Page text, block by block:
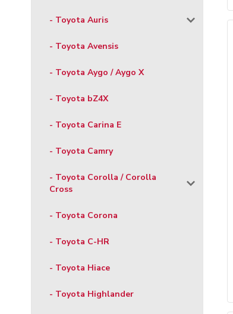
- Toyota Auris
- Toyota Avensis
- Toyota Aygo / Aygo X
- Toyota bZ4X
- Toyota Carina E
- Toyota Camry
- Toyota Corolla / Corolla
Cross
- Toyota Corona
- Toyota C-HR
- Toyota Hiace
- Toyota Highlander